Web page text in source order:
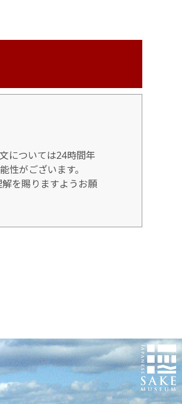
については24時間年
がございます。
を賜りますようお願